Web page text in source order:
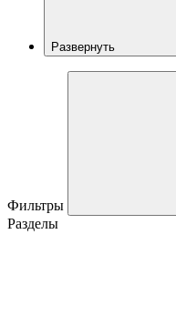
Развернуть
Фильтры
Разделы